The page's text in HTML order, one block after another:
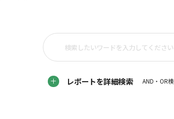
レポートを詳細検索 AND・OR